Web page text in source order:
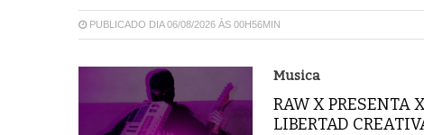
PUBLICADO DIA 06/08/2026 ÀS 00H56MIN
Musica
RAW X PRESENTA
LIBERTAD